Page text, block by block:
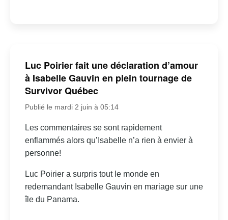
Luc Poirier fait une déclaration d’amour
à Isabelle Gauvin en plein tournage de
Survivor Québec
Publié le mardi 2 juin à 05:14
Les commentaires se sont rapidement
enflammés alors qu’Isabelle n’a rien à envier à
personne!
Luc Poirier a surpris tout le monde en
redemandant Isabelle Gauvin en mariage sur une
île du Panama.